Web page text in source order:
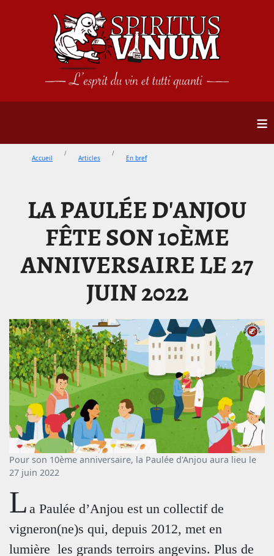
≡
Accueil Articles En bref
LA PAULÉE D'ANJOU
FÊTE SON 10ÈME
ANNIVERSAIRE LE 27
JUIN 2022
Pour son 10ème anniversaire, la Paulée d'Anjou aura lieu le
27 juin 2022
L a Paulée d’Anjou est un collectif de
vigneron(ne)s qui, depuis 2012, met en
lumière les grands terroirs angevins. Plus de